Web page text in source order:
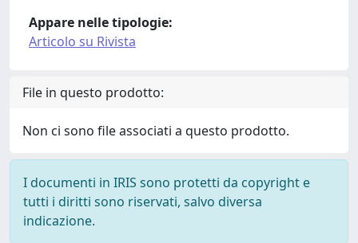
Appare nelle tipologie:
Articolo su Rivista
File in questo prodotto:
Non ci sono file associati a questo prodotto.
I documenti in IRIS sono protetti da copyright e
tutti i diritti sono riservati, salvo diversa
indicazione.